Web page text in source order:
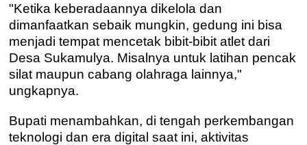
"Ketika keberadaannya dikelola dan
dimanfaatkan sebaik mungkin, gedung ini bisa
menjadi tempat mencetak bibit-bibit atlet dari
Desa Sukamulya. Misalnya untuk latihan pencak
silat maupun cabang olahraga lainnya,"
ungkapnya.
Bupati menambahkan, di tengah perkembangan
teknologi dan era digital saat ini, aktivitas